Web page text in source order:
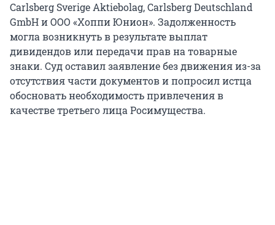
Carlsberg Sverige Aktiebolag, Carlsberg Deutschland
GmbH и ООО «Хоппи Юнион». Задолженность
могла возникнуть в результате выплат
дивидендов или передачи прав на товарные
знаки. Суд оставил заявление без движения из-за
отсутствия части документов и попросил истца
обосновать необходимость привлечения в
качестве третьего лица Росимущества.